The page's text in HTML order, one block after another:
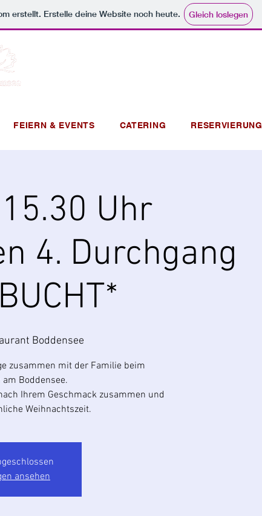
erstellt. Erstelle deine Website noch heute. Gleich loslegen
FEIERN & EVENTS CATERING RESERVIERUNG
Uhr
4. Durchgang
Boddensee
zusammen mit der Familie beim
Boddensee.
Ihrem Geschmack zusammen und
Weihnachtszeit.
ansehen